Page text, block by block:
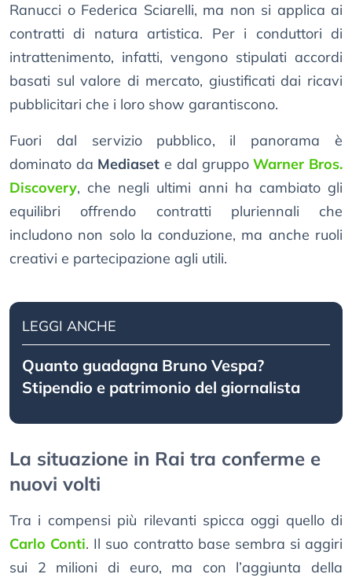
Ranucci o Federica Sciarelli, ma non si applica ai
contratti di natura artistica. Per i conduttori di
intrattenimento, infatti, vengono stipulati accordi
basati sul valore di mercato, giustificati dai ricavi
pubblicitari che i loro show garantiscono.
Fuori dal servizio pubblico, il panorama è
dominato da Mediaset e dal gruppoWarner Bros.
Discovery, che negli ultimi anni ha cambiato gli
equilibri offrendo contratti pluriennali che
includono non solo la conduzione, ma anche ruoli
creativi e partecipazione agli utili.
LEGGI ANCHE
Quanto guadagna Bruno Vespa?
Stipendio e patrimonio del giornalista
La situazione in Rai tra conferme e
nuovi volti
Tra i compensi più rilevanti spicca oggi quello di
Carlo Conti. Il suo contratto base sembra si aggiri
sui 2 milioni di euro, ma con l’aggiunta della